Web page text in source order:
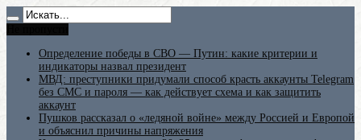
Определение победы в СВО — Путин: какие критерии и
индикаторы назвал президент
МВД: преступники придумали способ красть аккаунты Telegram
без СМС и пароля — как действует схема и как защитить
аккаунт
Пушков рассказал о «ледяной войне» между Россией и Европой
и объяснил причины напряжения